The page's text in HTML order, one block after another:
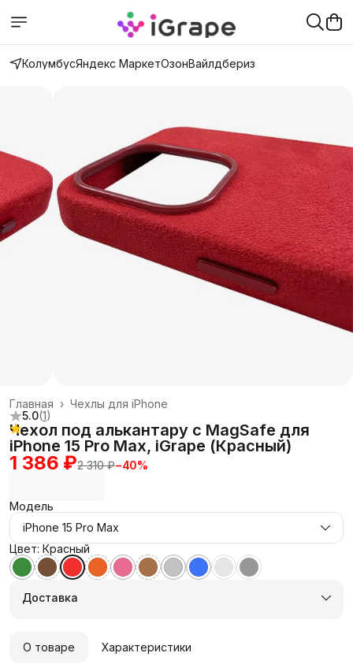
КолумбусЯндекс МаркетОзонВайлдбериз
Чехлы для iPhone
Главная ›
5.0(1)
Чехол под алькантару с MagSafe для
iPhone 15 Pro Max, iGrape (Красный)
1 386 ₽2 310 ₽−40%
Модель
iPhone 15 Pro Max
Цвет: Красный
Доставка
О товаре Характеристики